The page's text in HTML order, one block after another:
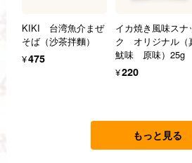
KIKI 台湾魚介まぜ
そば（沙茶拌麵）
¥475
イカ焼き風味スナ
ク オリジナル（
魷味 原味）25g
¥220
もっと見る